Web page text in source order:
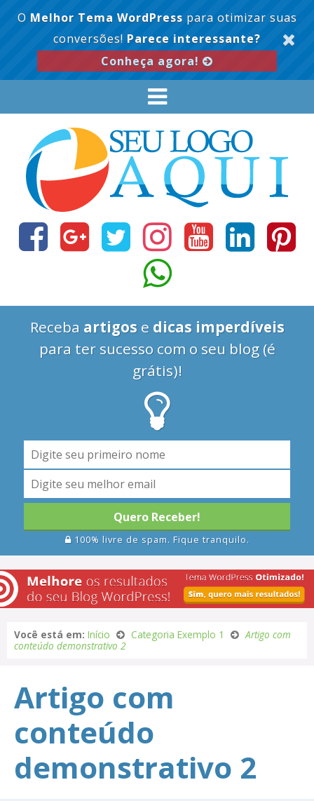
O Melhor Tema WordPress para otimizar suas
conversões! Parece interessante?
Conheça agora!
Receba artigose dicas imperdíveis
para ter sucesso com o seu blog (é
grátis)!
Quero Receber!
100% livre de spam. Fique tranquilo.
Você está em: Início Categoria Exemplo 1
Artigo com
conteúdo demonstrativo 2
Artigo com
conteúdo
demonstrativo 2